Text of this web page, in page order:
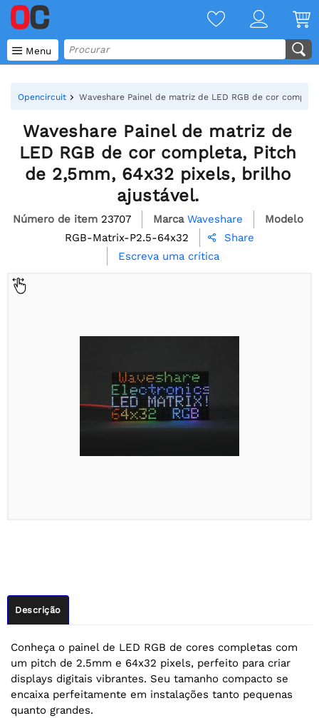
 Menu
Opencircuit Waveshare Painel de matriz de LED RGB de cor
Waveshare Painel de matriz de
LED RGB de cor completa, Pitch
de 2,5mm, 64x32 pixels, brilho
ajustável.
Número de item 23707 Marca Waveshare
Modelo
RGB-Matrix-P2.5-64x32

Share
Escreva uma crítica
Descrição
Conheça o painel de LED RGB de cores completas com
um pitch de 2.5mm e 64x32 pixels, perfeito para criar
displays digitais vibrantes. Seu tamanho compacto se
encaixa perfeitamente em instalações tanto pequenas
quanto grandes.